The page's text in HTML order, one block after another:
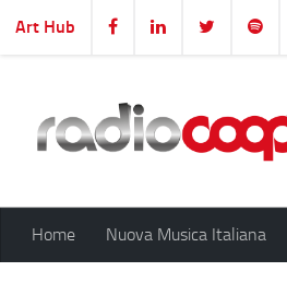
Salta al contenuto
Art Hub
Home Nuova Musica Italiana